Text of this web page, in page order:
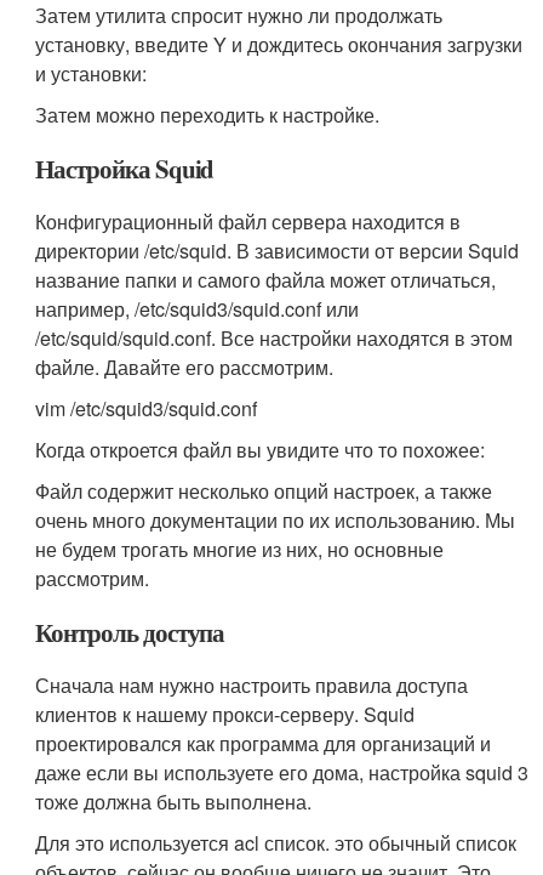
Затем утилита спросит нужно ли продолжать
установку, введите Y и дождитесь окончания загрузки
и установки:
Затем можно переходить к настройке.
Настройка Squid
Конфигурационный файл сервера находится в
директории /etc/squid. В зависимости от версии Squid
название папки и самого файла может отличаться,
например, /etc/squid3/squid.conf или
/etc/squid/squid.conf. Все настройки находятся в этом
файле. Давайте его рассмотрим.
vim /etc/squid3/squid.conf
Когда откроется файл вы увидите что то похожее:
Файл содержит несколько опций настроек, а также
очень много документации по их использованию. Мы
не будем трогать многие из них, но основные
рассмотрим.
Контроль доступа
Сначала нам нужно настроить правила доступа
клиентов к нашему прокси-серверу. Squid
проектировался как программа для организаций и
даже если вы используете его дома, настройка squid 3
тоже должна быть выполнена.
Для это используется acl список. это обычный список